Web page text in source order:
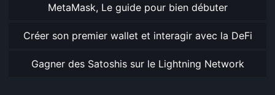
MetaMask, Le guide pour bien débuter
Créer son premier wallet et interagir avec la DeFi
Gagner des Satoshis sur le Lightning Network